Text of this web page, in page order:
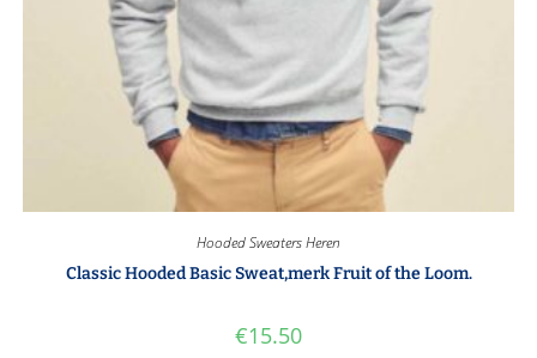
Hooded Sweaters Heren
Classic Hooded Basic Sweat,merk Fruit of the Loom.
€15.50